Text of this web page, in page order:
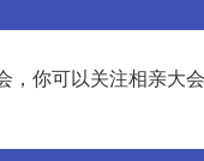
，你可以关注相亲大